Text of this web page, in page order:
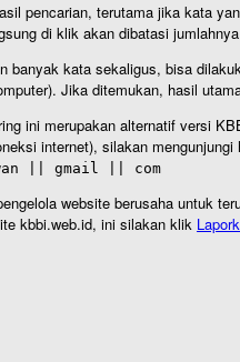
pencarian, terutama jika kata
di klik akan dibatasi
banyak kata sekaligus, bisa
Jika ditemukan, hasil
ini merupakan alternatif versi
internet), silakan mengunjungi
|| gmail || com
website berusaha untuk
kbbi.web.id, ini silakan klik